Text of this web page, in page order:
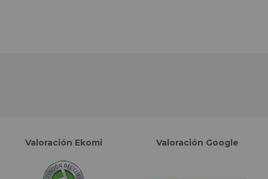
Valoración Ekomi Valoración Google